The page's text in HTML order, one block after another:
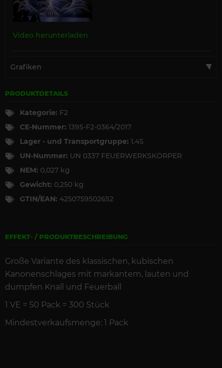
Video herunterladen
Grafiken
PRODUKTDETAILS
Kategorie: F2
CE-Nummer: 1395-F2-0364/2017
Lager - und Transportgruppe: 1.4S
UN-Nummer: UN 0337 FEUERWERKSKÖRPER
NEM: 0,027 kg
Gewicht: 0,250 kg
GTIN/EAN: 4250759502652
EFFEKT- / PRODUKTBESCHREIBUNG
Große Variante des klassischen, kubischen
Kanonenschlages mit markantem, lauten und
dumpfen Knall und Feuerball
1 VE = 50 Pack = 300 Stück
Mindestverkaufsmenge: 1 Pack